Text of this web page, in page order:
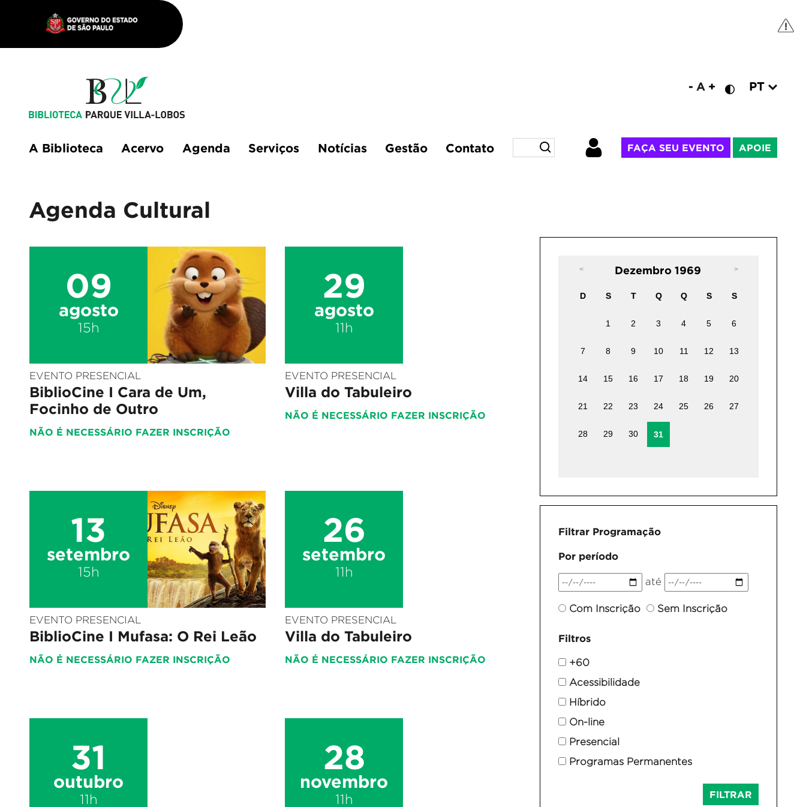
- A + PT
A Biblioteca Acervo Agenda Serviços Notícias Gestão Contato FAÇA SEU EVENTO APOIE
Agenda Cultural
09
agosto
15h
EVENTO PRESENCIAL
BiblioCine I Cara de Um,
Focinho de Outro
NÃO É NECESSÁRIO FAZER INSCRIÇÃO
29
agosto
11h
EVENTO PRESENCIAL
Villa do Tabuleiro
NÃO É NECESSÁRIO FAZER INSCRIÇÃO
13
setembro
15h
EVENTO PRESENCIAL
BiblioCine I Mufasa: O Rei Leão
NÃO É NECESSÁRIO FAZER INSCRIÇÃO
26
setembro
11h
EVENTO PRESENCIAL
Villa do Tabuleiro
NÃO É NECESSÁRIO FAZER INSCRIÇÃO
31
outubro
11h
28
novembro
11h
Dezembro 1969
D S T Q Q S S
1 2 3 4 5 6
7 8 9 10 11 12 13
14 15 16 17 18 19 20
21 22 23 24 25 26 27
28 29 30 31
Filtrar Programação
Por período
até
Com Inscrição Sem Inscrição
Filtros
+60
Acessibilidade
Híbrido
On-line
Presencial
Programas Permanentes